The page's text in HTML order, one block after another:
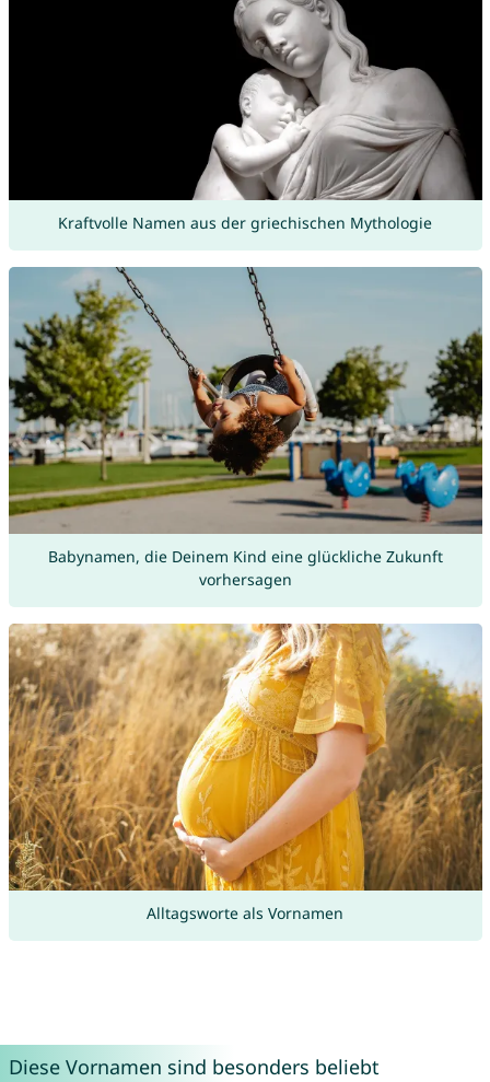
Kraftvolle Namen aus der griechischen Mythologie
Babynamen, die Deinem Kind eine glückliche Zukunft
vorhersagen
Alltagsworte als Vornamen
Diese Vornamen sind besonders beliebt